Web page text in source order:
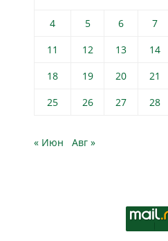
4
5 6 7
11
12 13 14
18
19 20 21
25
26 27 28
« Июн Авг »